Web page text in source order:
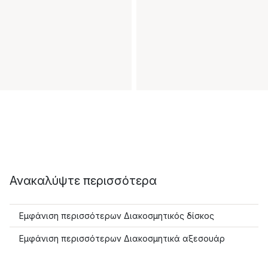
Ανακαλύψτε περισσότερα
Εμφάνιση περισσότερων Διακοσμητικός δίσκος
Εμφάνιση περισσότερων Διακοσμητικά αξεσουάρ